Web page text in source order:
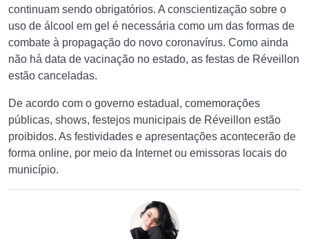
continuam sendo obrigatórios. A conscientização sobre o
uso de álcool em gel é necessária como um das formas de
combate à propagação do novo coronavírus. Como ainda
não há data de vacinação no estado, as festas de Réveillon
estão canceladas.
De acordo com o governo estadual, comemorações
públicas, shows, festejos municipais de Réveillon estão
proibidos. As festividades e apresentações acontecerão de
forma online, por meio da Internet ou emissoras locais do
município.